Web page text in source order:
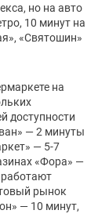
₴
макс. 100%
861 м
949 м
но на авто
10 минут на
«Святошин»
на
доступности
— 2 минуты
— 5-7
«Фора» —
рынок
— 10 минут,